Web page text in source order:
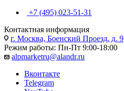
+7 (495) 023-51-31
Контактная информация
г. Москва, Боенский Проезд, д. 9
Режим работы: Пн-Пт 9:00-18:00
alpmarketru@alandr.ru
Вконтакте
Telegram